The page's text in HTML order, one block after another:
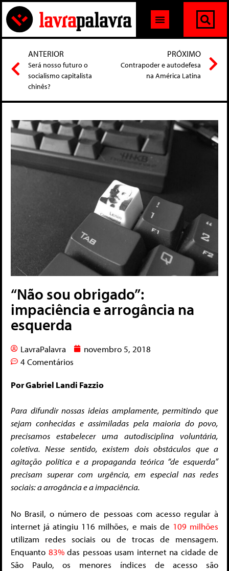
ANTERIOR
Será nosso futuro o
socialismo capitalista
chinês?
PRÓXIMO
Contrapoder e autodefesa
na América Latina
“Não sou obrigado”:
impaciência e arrogância na
esquerda
LavraPalavra
novembro 5, 2018
4 Comentários
Por Gabriel Landi Fazzio
Para difundir nossas ideias amplamente, permitindo que
sejam conhecidas e assimiladas pela maioria do povo,
precisamos estabelecer uma autodisciplina voluntária,
coletiva. Nesse sentido, existem dois obstáculos que a
agitação política e a propaganda teórica “de esquerda”
precisam superar com urgência, em especial nas redes
sociais: a arrogância e a impaciência.
No Brasil, o número de pessoas com acesso regular à
internet já atingiu 116 milhões, e mais de 109 milhões
utilizam redes sociais ou de trocas de mensagem.
Enquanto 83%das pessoas usam internet na cidade de
São Paulo, os menores índices de acesso são